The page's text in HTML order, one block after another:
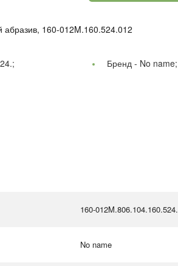
160-012M.160.524.012
Бренд - No name;
160-012M.806.104.160.524.
No name